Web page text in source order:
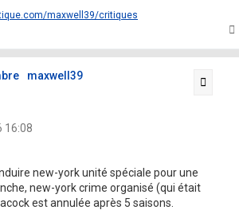
maxwell39/critiques
maxwell39
16:08
new-york unité spéciale pour une
new-york crime organisé (qui était
est annulée après 5 saisons.